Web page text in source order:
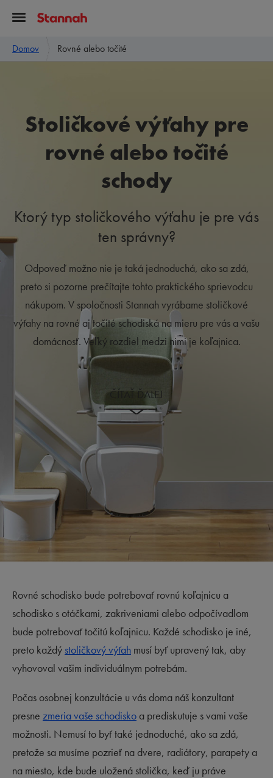
Domov Rovné alebo točité
Stoličkové výťahy pre
rovné alebo točité
schody
Ktorý typ stoličkového výťahu je pre vás
ten správny?
Odpoveď možno nie je taká jednoduchá, ako sa zdá,
preto si pozorne prečítajte tohto praktického sprievodcu
nákupom. V spoločnosti Stannah vyrábame stoličkové
výťahy na rovné aj točité schodiská na mieru pre vás a vašu
domácnosť. Veľký rozdiel medzi nimi je koľajnica.
ČÍTAŤ ĎALEJ
Rovné schodisko bude potrebovať rovnú koľajnicu a
schodisko s otáčkami, zakriveniami alebo odpočívadlom
bude potrebovať točitú koľajnicu. Každé schodisko je iné,
preto každý stoličkový výťah musí byť upravený tak, aby
vyhovoval vašim individuálnym potrebám.
Počas osobnej konzultácie u vás doma náš konzultant
presne zmeria vaše schodisko a prediskutuje s vami vaše
možnosti. Nemusí to byť také jednoduché, ako sa zdá,
pretože sa musíme pozrieť na dvere, radiátory, parapety a
na miesto, kde bude uložená stolička, keď ju práve